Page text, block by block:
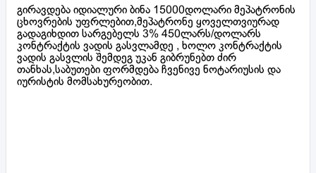
გირავდება იდიალური ბინა 15000დოლარი მეპატრონის
ცხოვრების უფრლებით,მეპატრონე ყოველთვიურად
გადაგიხდით სარგებელს 3% 450ლარს/დოლარს
კონტრაქტის ვადის გასვლამდე , ხოლო კონტრაქტის
ვადის გასვლის შემდეგ უკან გიბრუნებთ ძირ
თანხას,საბუთები ფორმდება ჩვენივე ნოტარიუსის და
იურისტის მომსახურეობით.